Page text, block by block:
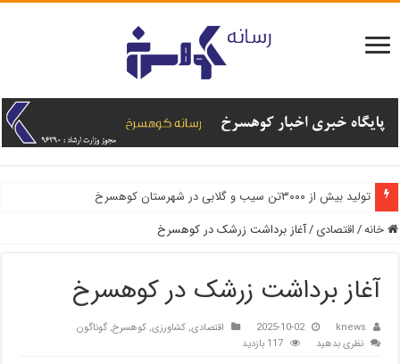
تولید بیش از ۳۰۰۰تن سیب و گلابی در شهرستان کوهسرخ
خانه/اقتصادی /️آغاز برداشت زرشک در کوهسرخ
️آغاز برداشت زرشک در کوهسرخ
knews
2025-10-02 اقتصادی,کشاورزی,کوهسرخ,گوناگون
نظری بدهید
117 بازدید